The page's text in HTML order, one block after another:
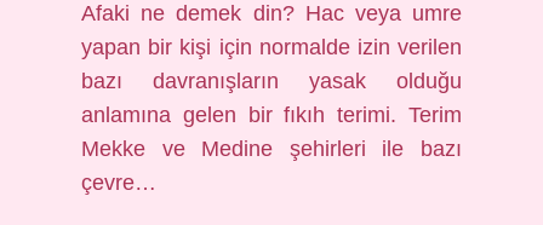
Afaki ne demek din? Hac veya umre
yapan bir kişi için normalde izin verilen
bazı davranışların yasak olduğu
anlamına gelen bir fıkıh terimi. Terim
Mekke ve Medine şehirleri ile bazı
çevre…